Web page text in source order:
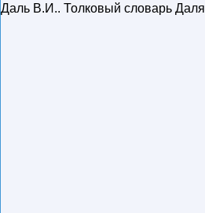
Даль В.И.. Толковый словарь Даля